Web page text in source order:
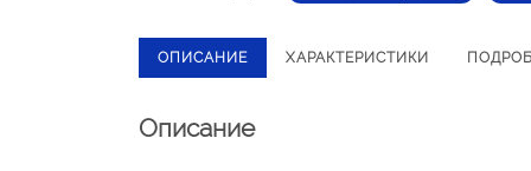
ОПИСАНИЕ ХАРАКТЕРИСТИКИ
Описание